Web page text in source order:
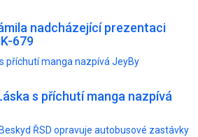
nadcházející prezentaci
679
příchutí manga nazpívá JeyBy
s příchutí manga nazpívá
ŘSD opravuje autobusové zastávky